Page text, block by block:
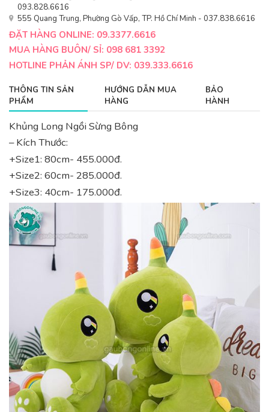
093.828.6616
555 Quang Trung, Phường Gò Vấp, TP. Hồ Chí Minh - 037.838.6616
ĐẶT HÀNG ONLINE: 09.3377.6616
MUA HÀNG BUÔN/ SỈ: 098 681 3392
HOTLINE PHẢN ÁNH SP/ DV: 039.333.6616
THÔNG TIN SẢN
PHẨM
HƯỚNG DẪN MUA
HÀNG
BẢO
HÀNH
Khủng Long Ngồi Sừng Bông
– Kích Thước:
+Size1: 80cm- 455.000đ.
+Size2: 60cm- 285.000đ.
+Size3: 40cm- 175.000đ.